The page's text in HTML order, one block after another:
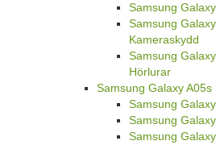
Samsung
Samsung
Kameraskydd
Samsung
Hörlurar
Samsung Galaxy A05s
Samsung
Samsung
Samsung